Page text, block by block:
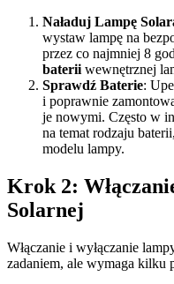
Naładuj Lampę
wystaw lampę na
przez co najmniej 8
baterii wewnętrznej
Sprawdź Baterie:
i poprawnie
je nowymi. Często w
na temat rodzaju
modelu lampy.
Krok 2:
Solarnej
Włączanie i wyłączanie
zadaniem, ale wymaga kilku